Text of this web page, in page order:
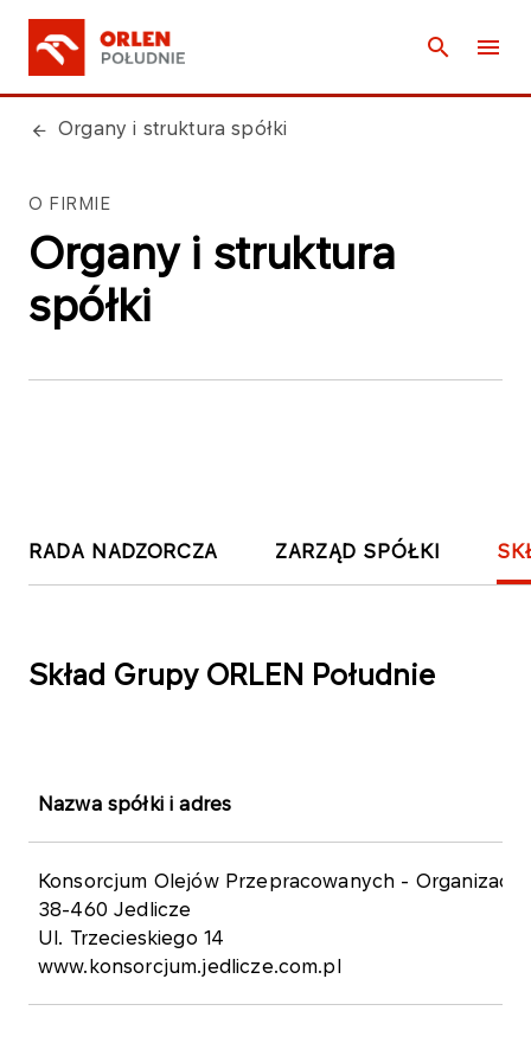
Organy i struktura spółki
O FIRMIE
Organy i struktura
spółki
RADA NADZORCZA ZARZĄD SPÓŁKI
Skład Grupy ORLEN Południe
Nazwa spółki i adres
Konsorcjum Olejów Przepracowanych -
38-460 Jedlicze
Ul. Trzecieskiego 14
www.konsorcjum.jedlicze.com.pl